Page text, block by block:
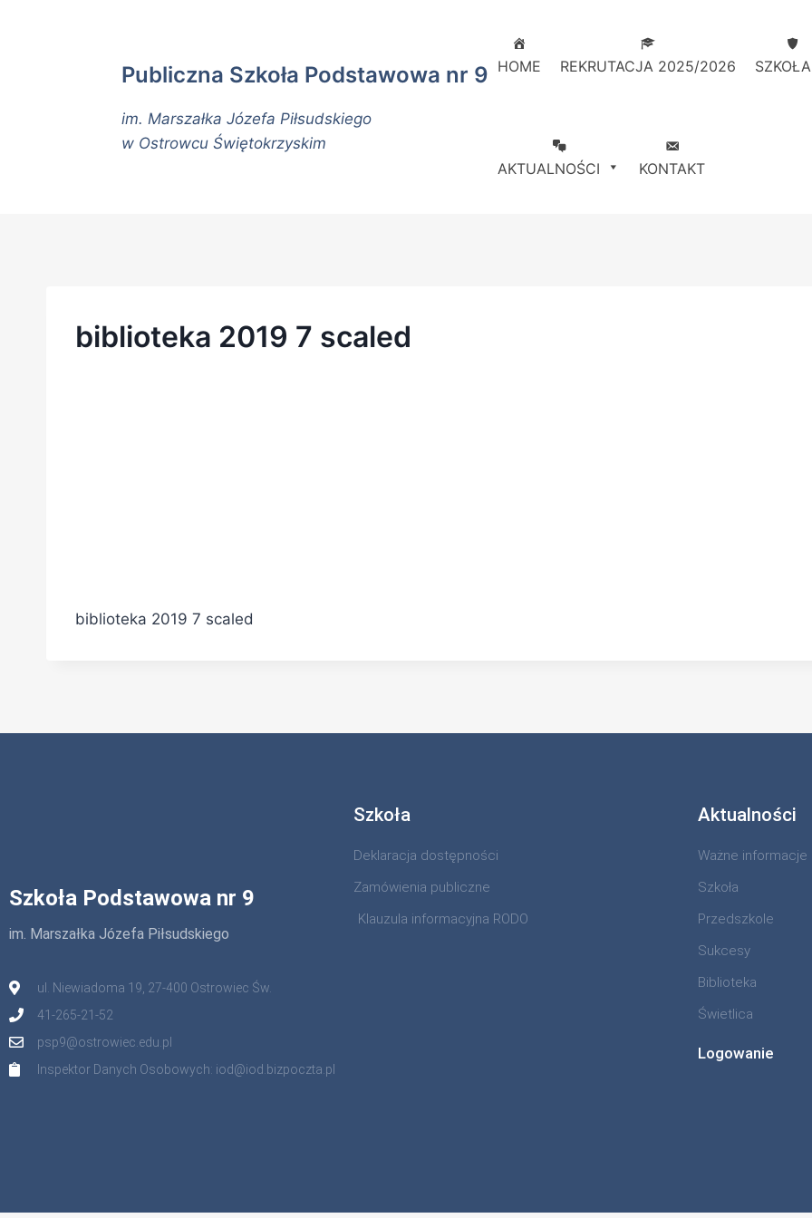
Publiczna Szkoła Podstawowa nr 9
im. Marszałka Józefa Piłsudskiego
w Ostrowcu Świętokrzyskim
HOME REKRUTACJA 2025/2026 SZKOŁA
AKTUALNOŚCI KONTAKT
biblioteka 2019 7 scaled
biblioteka 2019 7 scaled
Szkoła Podstawowa nr 9
im. Marszałka Józefa Piłsudskiego
ul. Niewiadoma 19, 27-400 Ostrowiec Św.
41-265-21-52
psp9@ostrowiec.edu.pl
Inspektor Danych Osobowych: iod@iod.bizpoczta.pl
Szkoła
Deklaracja dostępności
Zamówienia publiczne
Klauzula informacyjna RODO
Aktualności
Ważne informacje
Szkoła
Przedszkole
Sukcesy
Biblioteka
Świetlica
Logowanie